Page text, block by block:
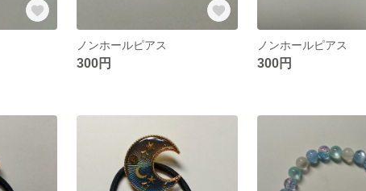
ノンホールピアス
300円
ノンホールピアス
300円